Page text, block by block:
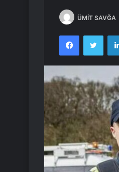
ÜMİT SAVĞA
Facebook